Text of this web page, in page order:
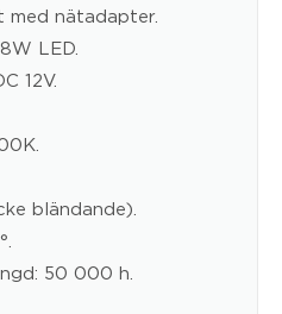
med nätadapter.
LED.
12V.
bländande).
50 000 h.